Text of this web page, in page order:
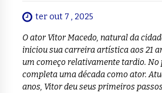
ter out 7 , 2025
O ator Vitor Macedo, natural da
iniciou sua carreira artística aos 21
um começo relativamente tardio. No
completa uma década como ator.
anos, Vitor deu seus primeiros